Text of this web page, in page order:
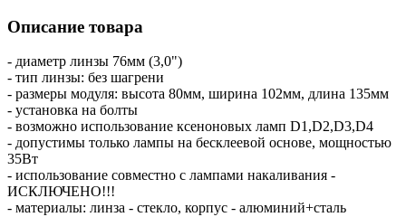
Описание товара
- диаметр линзы 76мм (3,0")
- тип линзы: без шагрени
- размеры модуля: высота 80мм, ширина 102мм, длина 135мм
- установка на болты
- возможно использование ксеноновых ламп D1,D2,D3,D4
- допустимы только лампы на бесклеевой основе, мощностью
35Вт
- использование совместно с лампами накаливания -
ИСКЛЮЧЕНО!!!
- материалы: линза - стекло, корпус - алюминий+сталь